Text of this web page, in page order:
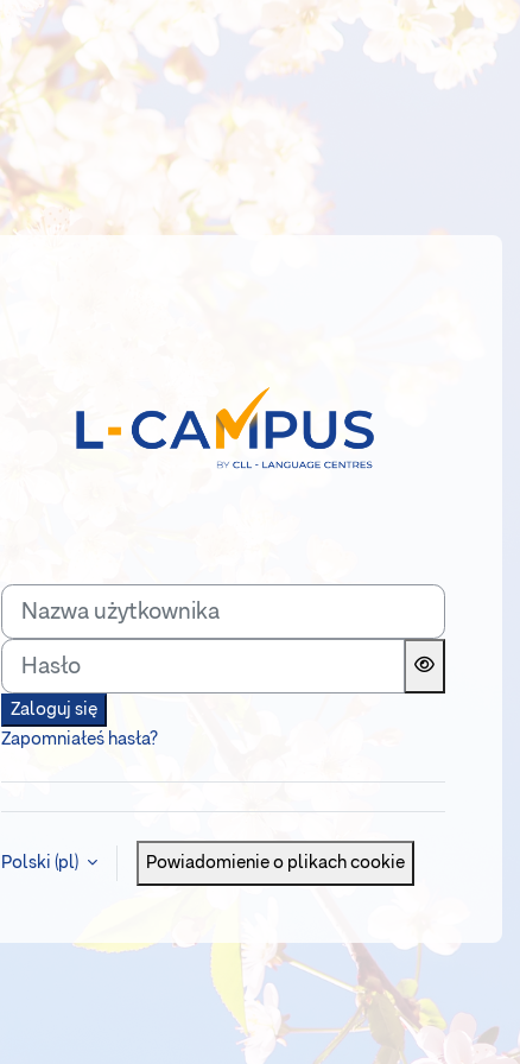
Zaloguj do
Nazwa użytkownika
Hasło
Zaloguj się
Zapomniałeś hasła?
Polski ‎(pl)‎ Powiadomienie o plikach cookie